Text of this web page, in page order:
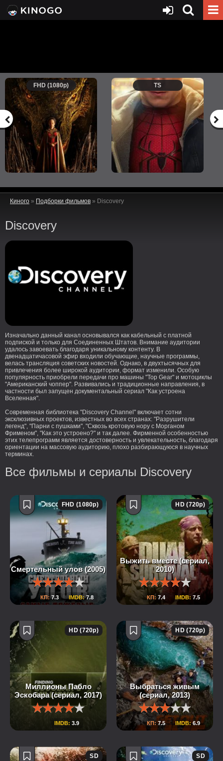
FHD (1080p) TS
Киного » Подборки фильмов » Discovery
Discovery
Изначально данный канал основывался как кабельный с платной
подпиской и только для Соединенных Штатов. Внимание аудитории
удалось завоевать благодаря уникальному контенту. В
двенадцатичасовой эфир входили обучающие, научные программы,
велась трансляция советских новостей. Однако, в двухтысячных для
привлечения более широкой аудитории, формат изменили. Особую
популярность приобрели передачи про машины "Top Gear" и мотоциклы
"Американский чоппер". Развивались и традиционные направления, в
частности был запущен документальный сериал "Как устроена
Вселенная".
Современная библиотека "Discovery Channel" включает сотни
эксклюзивных проектов, известных во всех странах: "Разрушители
легенд", "Парни с пушками", "Сквозь кротовую нору с Морганом
Фрименом", "Как это устроено?" и так далее. Фирменной особенностью
этих телепрограмм является достоверность и увлекательность, благодаря
ориентации на массовую аудиторию, плохо разбирающуюся в научных
терминах.
Все фильмы и сериалы Discovery
Смертельный улов (2005)
КП:7.3 IMDB:7.8
FHD (1080p)
Выжить вместе (сериал,
2010)
КП:7.4 IMDB: 7.5
HD (720p)
Миллионы Пабло
Эскобара (сериал, 2017)
IMDB: 3.9
HD (720p)
Выбраться живым
(сериал, 2013)
КП:7.5 IMDB:6.9
HD (720p)
SD SD